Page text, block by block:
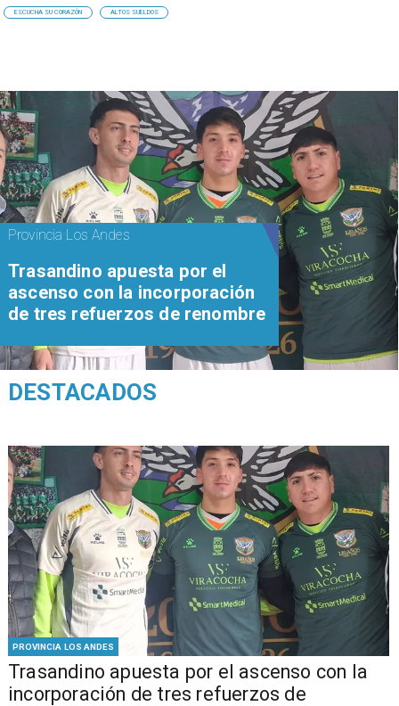
ESCUCHA SU CORAZÓN ALTOS SUELDOS
PROVINCIA LOS ANDES
Trasandino apuesta por el ascenso con la
incorporación de tres refuerzos de
Provincia Los Andes
Trasandino apuesta por el
ascenso con la incorporación
de tres refuerzos de renombre
DESTACADOS